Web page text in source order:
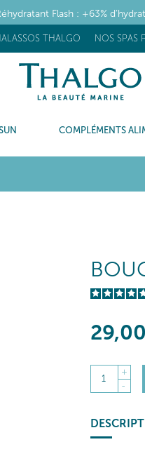
Flash : +63%
THALGO NOS SPAS
COMPLÉMENTS
29,00
1
+
-